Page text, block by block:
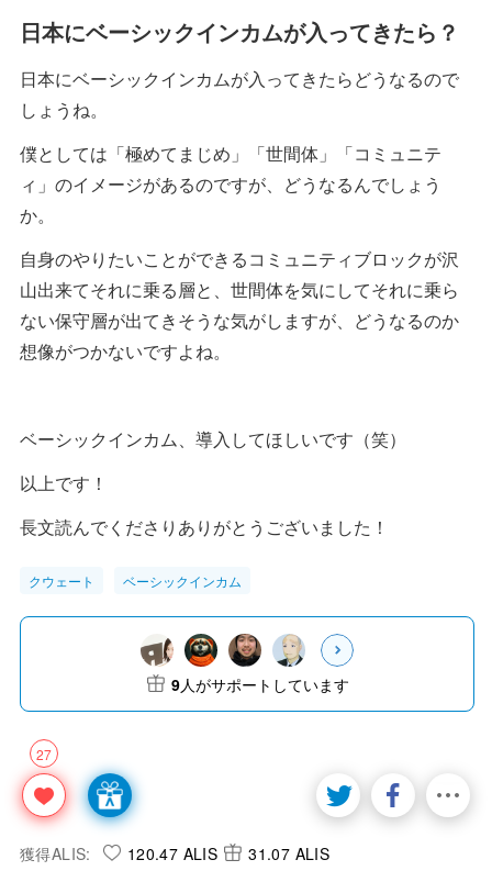
日本にベーシックインカムが入ってきたら？
日本にベーシックインカムが入ってきたらどうなるので
しょうね。
僕としては「極めてまじめ」「世間体」「コミュニテ
ィ」のイメージがあるのですが、どうなるんでしょう
か。
自身のやりたいことができるコミュニティブロックが沢
山出来てそれに乗る層と、世間体を気にしてそれに乗ら
ない保守層が出てきそうな気がしますが、どうなるのか
想像がつかないですよね。
ベーシックインカム、導入してほしいです（笑）
以上です！
長文読んでくださりありがとうございました！
クウェート ベーシックインカム
27
9人がサポートしています
獲得ALIS: 120.47 ALIS 31.07 ALIS